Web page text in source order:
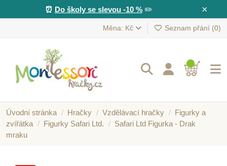
×
⏰ Do školy se slevou -10 %✏️
Měna: Kč Seznam přání (0)
Úvodní stránka Hračky Vzdělávací hračky
Figurky a
zvířátka
Figurky Safari Ltd.
Safari Ltd Figurka - Drak
mraku